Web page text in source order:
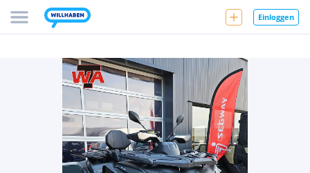
Einloggen